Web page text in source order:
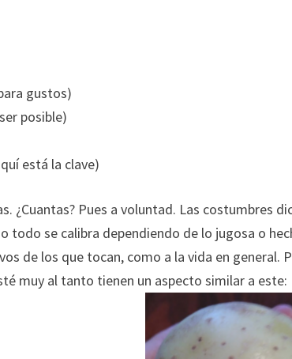
gustos)
posible)
está la clave)
¿Cuantas? Pues a voluntad. Las costumbres
todo se calibra dependiendo de lo jugosa o
de los que tocan, como a la vida en general.
muy al tanto tienen un aspecto similar a este: